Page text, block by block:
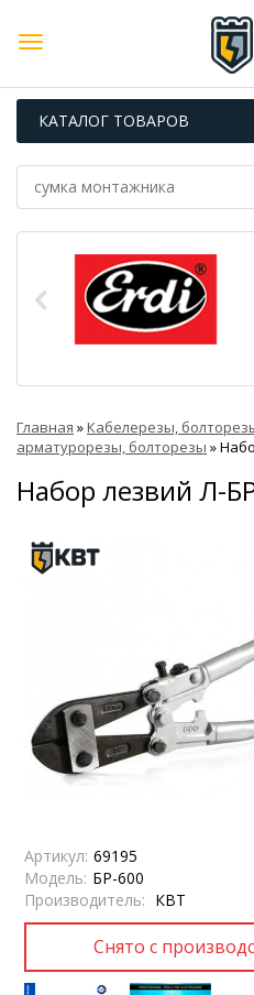
КАТАЛОГ ТОВАРОВ
Главная »Кабелерезы,
арматурорезы, болторезы »
Набор лезвий Л-
Артикул: 69195
Модель: БР-600
Производитель: КВТ